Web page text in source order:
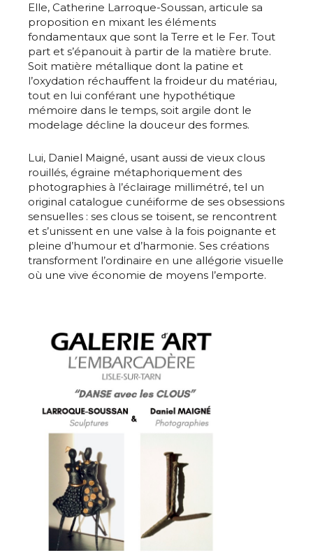
Statut / Organisation
Adresse email*
Elle, Catherine Larroque-Soussan, articule sa
proposition en mixant les éléments
fondamentaux que sont la Terre et le Fer. Tout
part et s’épanouit à partir de la matière brute.
Soit matière métallique dont la patine et
l’oxydation réchauffent la froideur du matériau,
tout en lui conférant une hypothétique
mémoire dans le temps, soit argile dont le
modelage décline la douceur des formes.
Lui, Daniel Maigné, usant aussi de vieux clous
rouillés, égraine métaphoriquement des
photographies à l’éclairage millimétré, tel un
original catalogue cunéiforme de ses obsessions
sensuelles : ses clous se toisent, se rencontrent
et s’unissent en une valse à la fois poignante et
pleine d’humour et d’harmonie. Ses créations
transforment l’ordinaire en une allégorie visuelle
où une vive économie de moyens l’emporte.